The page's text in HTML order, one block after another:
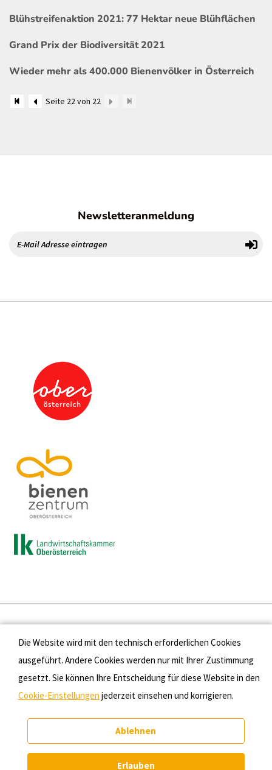
Blühstreifenaktion 2021: 77 Hektar neue Blühflächen
Grand Prix der Biodiversität 2021
Wieder mehr als 400.000 Bienenvölker in Österreich
Seite 22 von 22
Newsletteranmeldung
Presse
Kontakt
Datenschutz
Cookie-Einstellungen
Die Website wird mit den technisch erforderlichen Cookies
ausgeführt. Andere Cookies werden nur mit Ihrer Zustimmung
gesetzt. Sie können Ihre Entscheidung für diese Website in den
Cookie-Einstellungen jederzeit einsehen und korrigieren.
Ablehnen
Erlauben